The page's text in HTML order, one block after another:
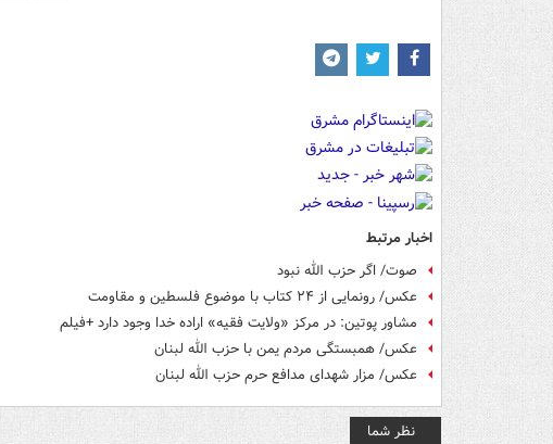
اخبار مرتبط
صوت/ اگر حزب الله نبود
عکس/ رونمایی از ۲۴ کتاب با موضوع فلسطین و مقاومت
مشاور پوتین: در مرکز «ولایت فقیه» اراده خدا وجود دارد +فیلم
عکس/ همبستگی مردم یمن با حزب الله لبنان
عکس/ مزار شهدای مدافع حرم حزب الله لبنان
نظر شما